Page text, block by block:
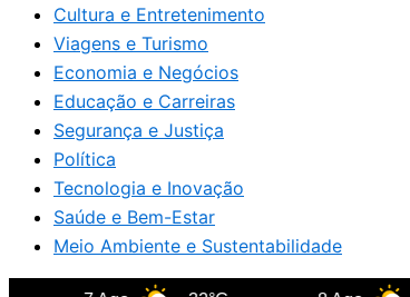
Cultura e Entretenimento
Viagens e Turismo
Economia e Negócios
Educação e Carreiras
Segurança e Justiça
Política
Tecnologia e Inovação
Saúde e Bem-Estar
Meio Ambiente e Sustentabilidade